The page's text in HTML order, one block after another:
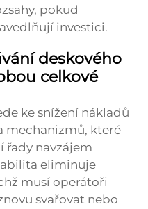
pokud
investici.
deskového
celkové
ke snížení nákladů
mechanizmů, které
řady navzájem
eliminuje
musí operátoři
svařovat nebo